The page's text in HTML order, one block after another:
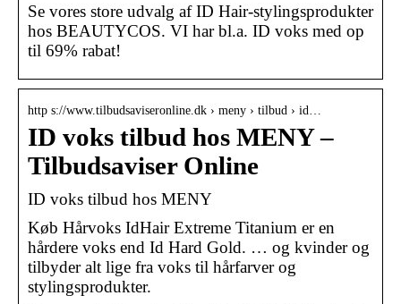
Se vores store udvalg af ID Hair-stylingsprodukter
hos BEAUTYCOS. VI har bl.a. ID voks med op
til 69% rabat!
http s://www.tilbudsaviseronline.dk › meny › tilbud › id…
ID voks tilbud hos MENY –
Tilbudsaviser Online
ID voks tilbud hos MENY
Køb Hårvoks IdHair Extreme Titanium er en
hårdere voks end Id Hard Gold. … og kvinder og
tilbyder alt lige fra voks til hårfarver og
stylingsprodukter.